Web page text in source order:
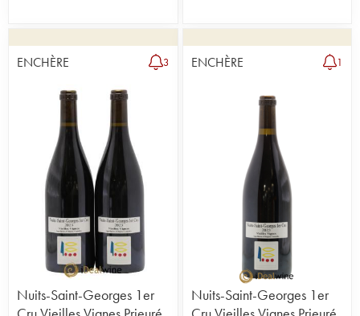
ENCHÈRE 3
Nuits-Saint-Georges 1er
ENCHÈRE 1
Nuits-Saint-Georges 1er